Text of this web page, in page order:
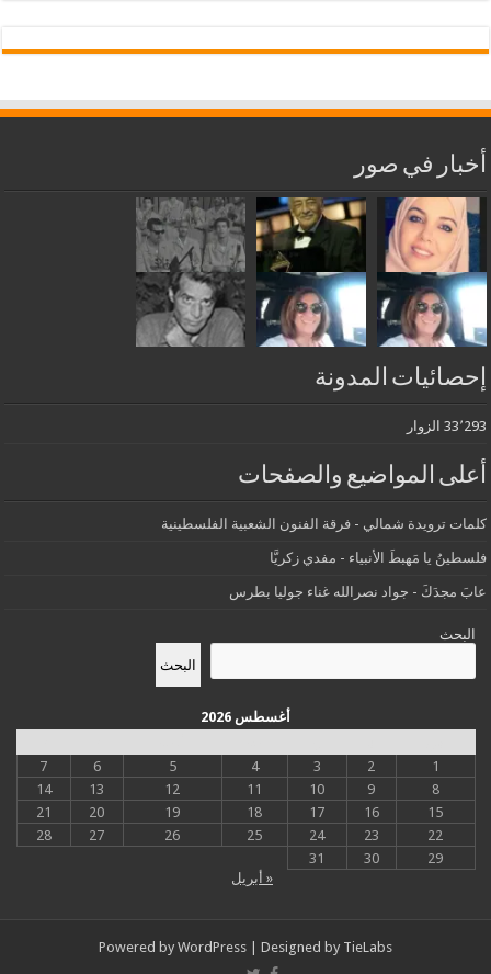
أخبار في صور
إحصائيات المدونة
33٬293 الزوار
أعلى المواضيع والصفحات
كلمات ترويدة شمالي - فرقة الفنون الشعبية الفلسطينية
فلسطينُ يا مَهبطَ الأنبياء - مفدي زكريَّا
عابَ مجدَكَ - جواد نصرالله غناء جوليا بطرس
البحث
البحث
أغسطس 2026
1
2
3
4
5
6
7
8
9
10
11
12
13
14
15
16
17
18
19
20
21
22
23
24
25
26
27
28
29
30
31
« أبريل
Powered by WordPress | Designed by TieLabs